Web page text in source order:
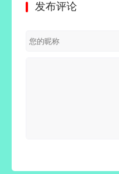
新完整
脑播放
下载器)
绿色精简
发布评论